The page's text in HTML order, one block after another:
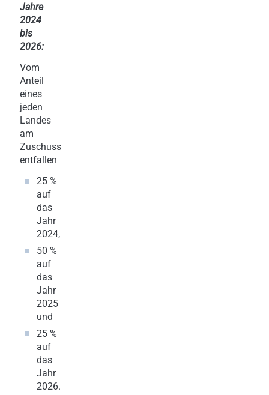
Jahre
2024
bis
2026:
Vom
Anteil
eines
jeden
Landes
am
Zuschuss
entfallen
25 %
auf
das
Jahr
2024,
50 %
auf
das
Jahr
2025
und
25 %
auf
das
Jahr
2026.